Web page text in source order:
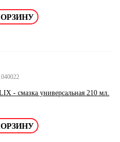
- смазка универсальная 210 мл.